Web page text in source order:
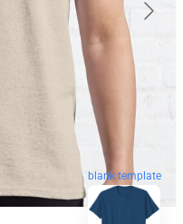
blank template